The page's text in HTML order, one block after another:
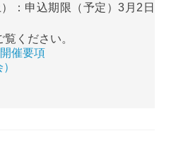
申込期限（予定）3月2日
ください。
催要項